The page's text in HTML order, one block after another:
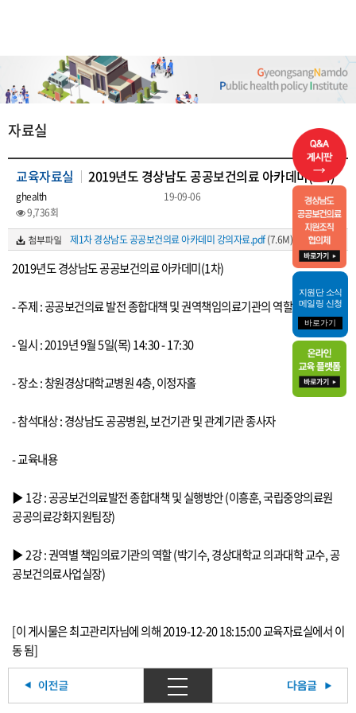
자료실
교육자료실 2019년도 경상남도 공공보건의료 아카데미(1차)
ghealth
19-09-06
9,736회
제1차 경상남도 공공보건의료 아카데미 강의자료.pdf(7.6M)
2019년도 경상남도 공공보건의료 아카데미(1차)
- 주제 : 공공보건의료 발전 종합대책 및 권역책임의료기관의 역할
- 일시 : 2019년 9월 5일(목) 14:30 - 17:30
- 장소 : 창원경상대학교병원 4층, 이정자홀
- 참석대상 : 경상남도 공공병원, 보건기관 및 관계기관 종사자
- 교육내용
▶ 1강 : 공공보건의료발전 종합대책 및 실행방안 (이흥훈, 국립중앙의료원
공공의료강화지원팀장)
▶ 2강 : 권역별 책임의료기관의 역할 (박기수, 경상대학교 의과대학 교수, 공
공보건의료사업실장)
[이 게시물은 최고관리자님에 의해 2019-12-20 18:15:00 교육자료실에서 이
동 됨]
지원단 소식
메일링 신청
바로가기